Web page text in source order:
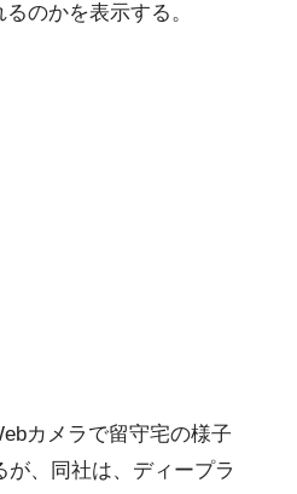
のかを表示する。
カメラで留守宅の様子
、同社は、ディープラ